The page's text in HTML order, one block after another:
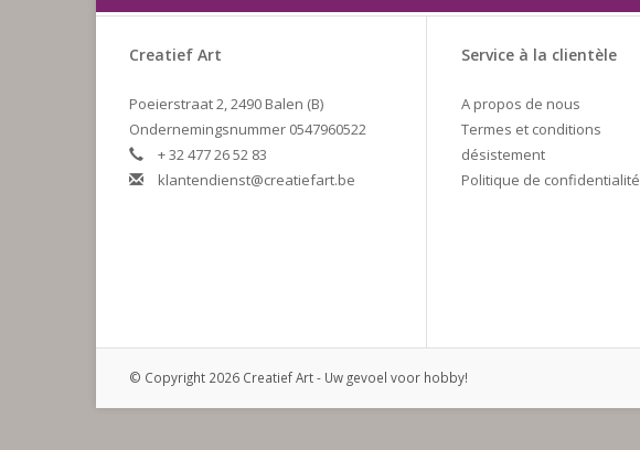
Creatief Art
Poeierstraat 2, 2490 Balen (B)
Ondernemingsnummer 0547960522
+ 32 477 26 52 83
klantendienst@creatiefart.be
Service à la clientèle
A propos de nous
Termes et conditions
désistement
Politique de confidentialité
© Copyright 2026 Creatief Art - Uw gevoel voor hobby!